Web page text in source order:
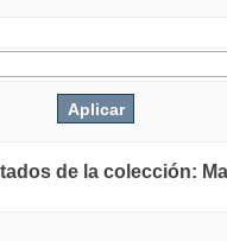
de la colección: